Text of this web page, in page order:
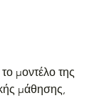
το μοντέλο της
μάθησης,